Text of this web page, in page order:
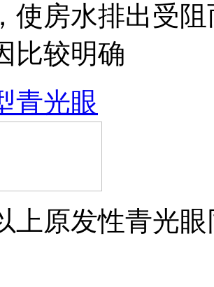
使房水排出受
比较明确
青光眼
上原发性青光